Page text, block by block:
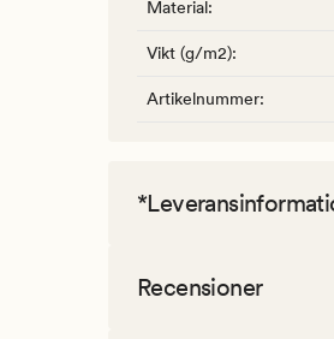
Material:
Vikt (g/m2):
Artikelnummer:
Recensioner